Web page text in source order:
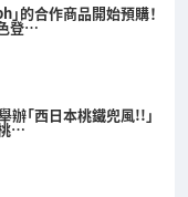
的合作商品開始預購！
登…
「西日本桃鐵兜風!!」
…